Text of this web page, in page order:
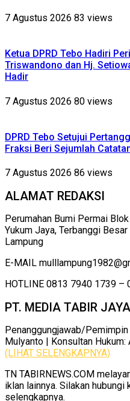
7 Agustus 2026 83 views
Ketua DPRD Tebo Hadiri
Triswandono dan Hj.
Hadir
7 Agustus 2026 80 views
DPRD Tebo Setujui
Fraksi Beri Sejumlah
7 Agustus 2026 86 views
ALAMAT REDAKSI
Perumahan Bumi Permai
Yukum Jaya, Terbanggi
Lampung
E-MAIL
HOTLINE 0813 7940 1739 –
PT. MEDIA TABIR JAYA
Penanggungjawab/
Mulyanto | Konsultan Hukum:
(LIHAT SELENGKAPNYA)
TN TABIRNEWS.COM
iklan lainnya. Silakan
selengkapnya.